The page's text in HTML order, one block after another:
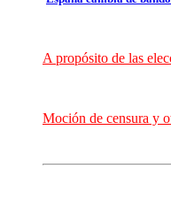
A propósito de las
Moción de censura y